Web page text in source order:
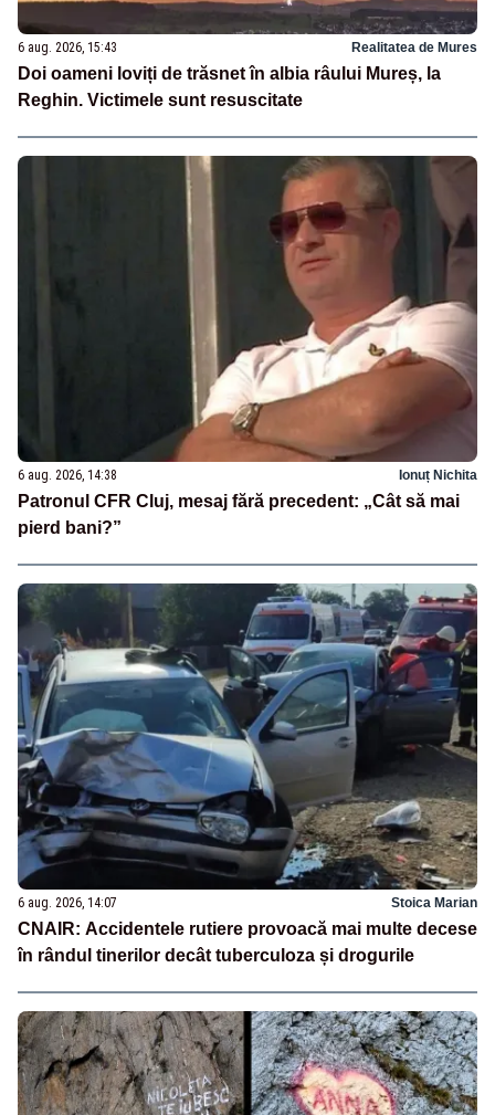
6 aug. 2026, 15:43 Realitatea de Mures
Doi oameni loviți de trăsnet în albia râului Mureș, la
Reghin. Victimele sunt resuscitate
6 aug. 2026, 14:38 Ionuț Nichita
Patronul CFR Cluj, mesaj fără precedent: „Cât să mai
pierd bani?”
6 aug. 2026, 14:07 Stoica Marian
CNAIR: Accidentele rutiere provoacă mai multe decese
în rândul tinerilor decât tuberculoza și drogurile